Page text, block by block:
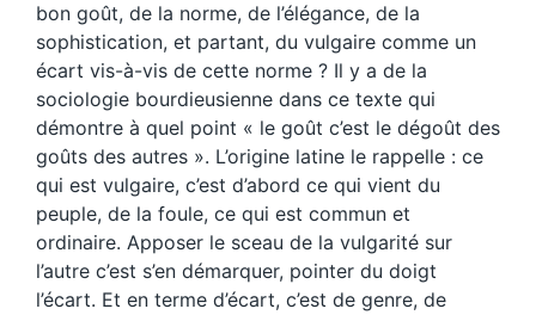
bon goût, de la norme, de l’élégance, de la
sophistication, et partant, du vulgaire comme un
écart vis-à-vis de cette norme ? Il y a de la
sociologie bourdieusienne dans ce texte qui
démontre à quel point « le goût c’est le dégoût des
goûts des autres ». L’origine latine le rappelle : ce
qui est vulgaire, c’est d’abord ce qui vient du
peuple, de la foule, ce qui est commun et
ordinaire. Apposer le sceau de la vulgarité sur
l’autre c’est s’en démarquer, pointer du doigt
l’écart. Et en terme d’écart, c’est de genre, de